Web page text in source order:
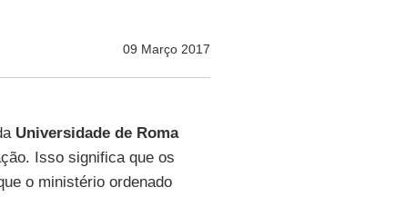
09 Março 2017
Universidade de Roma
Isso significa que os
o ministério ordenado